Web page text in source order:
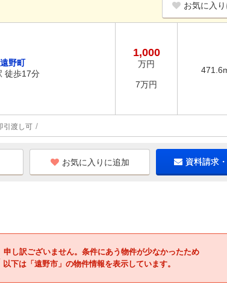
お気に入
野町
徒歩17分
1,000
万円
7万円
引渡し可
お気に入りに追加 資料請求
申し訳ございません。条件にあう物件が少なかったため
以下は「遠野市」の物件情報を表示しています。